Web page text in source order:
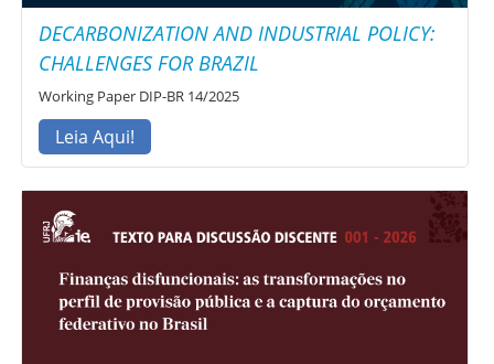
DECARBONIZATION AND INDUSTRIAL POLICY:
CHALLENGES FOR BRAZIL
Working Paper DIP-BR 14/2025
Leia Aqui!